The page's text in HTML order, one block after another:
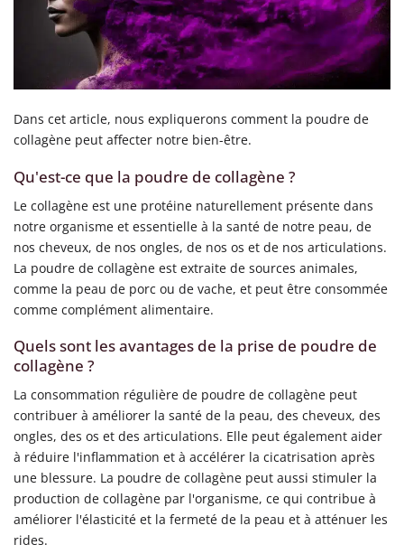
Dans cet article, nous expliquerons comment la poudre de
collagène peut affecter notre bien-être.
Qu'est-ce que la poudre de collagène ?
Le collagène est une protéine naturellement présente dans
notre organisme et essentielle à la santé de notre peau, de
nos cheveux, de nos ongles, de nos os et de nos articulations.
La poudre de collagène est extraite de sources animales,
comme la peau de porc ou de vache, et peut être consommée
comme complément alimentaire.
Quels sont les avantages de la prise de poudre de
collagène ?
La consommation régulière de poudre de collagène peut
contribuer à améliorer la santé de la peau, des cheveux, des
ongles, des os et des articulations. Elle peut également aider
à réduire l'inflammation et à accélérer la cicatrisation après
une blessure. La poudre de collagène peut aussi stimuler la
production de collagène par l'organisme, ce qui contribue à
améliorer l'élasticité et la fermeté de la peau et à atténuer les
rides.